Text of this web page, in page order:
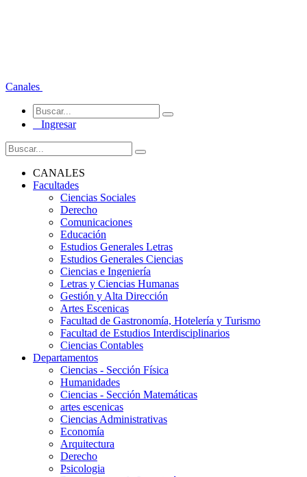
Canales
Ingresar
CANALES
Facultades
Ciencias Sociales
Derecho
Comunicaciones
Educación
Estudios Generales Letras
Estudios Generales Ciencias
Ciencias e Ingeniería
Letras y Ciencias Humanas
Gestión y Alta Dirección
Artes Escenicas
Facultad de Gastronomía, Hotelería y Turismo
Facultad de Estudios Interdisciplinarios
Ciencias Contables
Departamentos
Ciencias - Sección Física
Humanidades
Ciencias - Sección Matemáticas
artes escenicas
Ciencias Administrativas
Economía
Arquitectura
Derecho
Psicologia